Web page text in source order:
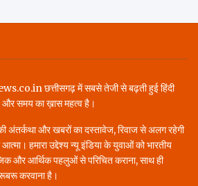
छत्तीसगढ़ में सबसे तेजी से बढ़ती हुई हिंदी
और समय का ख़ास महत्व है।
अंतर्कथा और खबरों का दस्तावेज, रिवाज से अलग रहेगी
हमारा उद्देश्य न्यू इंडिया के युवाओं को भारतीय
और आर्थिक पहलुओं से परिचित कराना, साथ ही
करवाना है।